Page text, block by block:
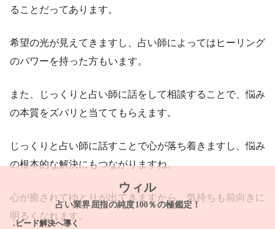
ることだってあります。
希望の光が見えてきますし、占い師によってはヒーリング
のパワーを持った方もいます。
また、じっくりと占い師に話をして相談することで、悩み
の本質をズバリと当ててもらえます。
じっくりと占い師に話すことで心が落ち着きますし、悩み
の根本的な解決にもつながりますね。
心が癒されてゆとりが出てきますから、気持ちも前向きに
明るくなれます。
ウィル
占い業界屈指の純度100％の極鑑定！
ド解決へ導く